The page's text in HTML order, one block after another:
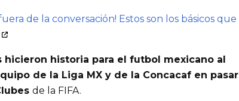
de la conversación! Estos son los básicos que
hicieron historia para el futbol mexicano al
de la Liga MX y de la Concacaf en pasar
de la FIFA.